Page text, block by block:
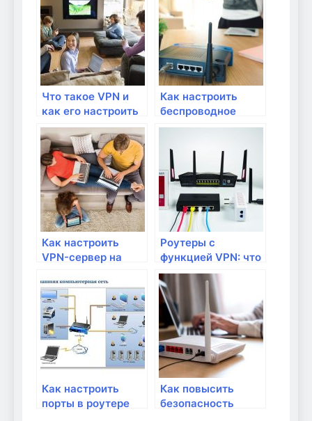
Что такое VPN и
как его настроить
на роутере?
Как настроить
беспроводное
соединение Wi-Fi в
Как настроить
VPN-сервер на
удаленного
доступа?
Роутеры с
функцией VPN: что
это такое и как
настроить?
Как настроить
порты в роутере
Как повысить
безопасность